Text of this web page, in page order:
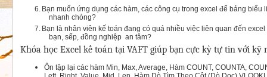
6. Bạn muốn ứng dụng các hàm, các công cụ trong excel để bảng biểu
nhanh chóng?
7. Bạn là nhân viên kế toán đang có quá nhiều việc liên quan đến
bạn, sếp, đồng nghiệp an tâm?
Khóa học Excel kế toán tại VAFT giúp bạn cực kỳ tự tin với kỹ
Ôn tập lại các hàm Min, Max, Average, Hàm COUNT, COUNTA,